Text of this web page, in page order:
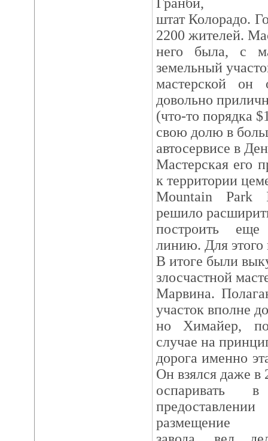
штат Колорадо.
2200 жителей.
него была, с
земельный
мастерской он
довольно
(что-то порядка
свою долю в
автосервисе в
Мастерская его
к территории
Mountain Park
решило
построить еще
линию. Для этого
В итоге были
злосчастной
Марвина.
участок вполне
но Химайер,
случае на
дорога именно
Он взялся даже в
размещение